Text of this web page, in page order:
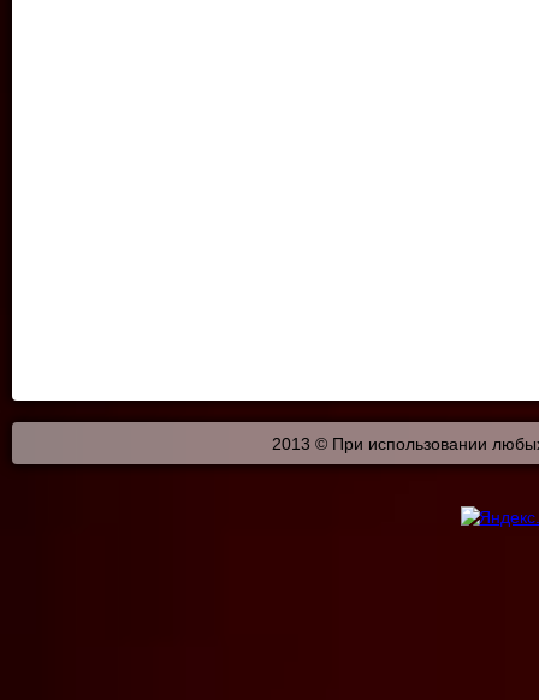
2013 © При использовании